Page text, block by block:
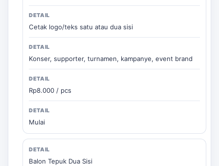
Cetak logo/teks satu atau dua sisi
Konser, supporter, turnamen, kampanye, event brand
Rp8.000 / pcs
Mulai
Balon Tepuk Dua Sisi